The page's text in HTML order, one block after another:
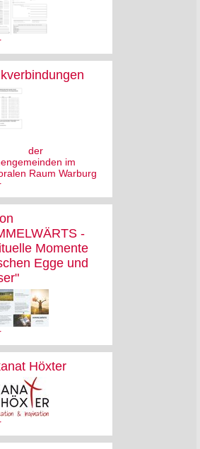
der
im
Raum Warburg
-
Momente
Egge und
Höxter